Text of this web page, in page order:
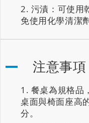
污漬：可使用
免使用化學清潔
注意事項
餐桌為規格品
桌面與椅面座高
分。